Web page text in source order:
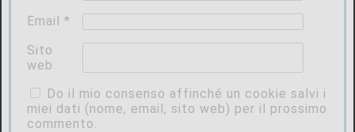
Email*
Sito
web
Do il mio consenso affinché un cookie salvi i
miei dati (nome, email, sito web) per il prossimo
commento.